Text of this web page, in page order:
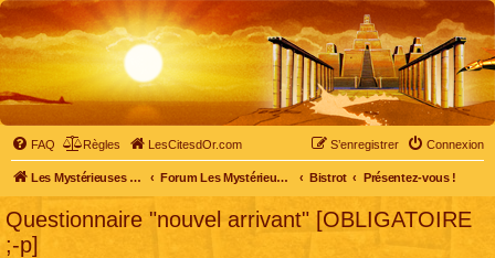
FAQ Règles LesCitesdOr.com Connexion
S’enregistrer
Les Mystérieuses Cités d'Or - LesCitesdOr.com Forum Les Mystérieuses Cités d'Or Bistrot Présentez-vous !
Questionnaire "nouvel arrivant" [OBLIGATOIRE
;-p]